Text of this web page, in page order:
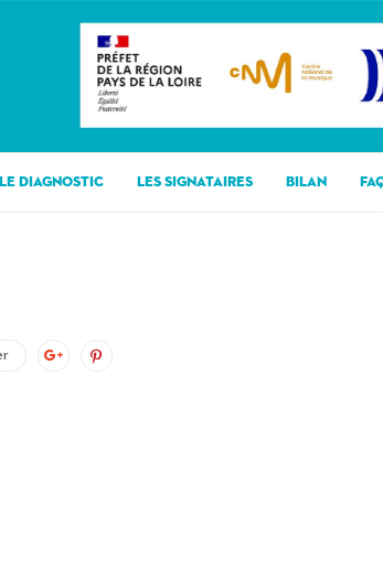
LE DIAGNOSTIC LES SIGNATAIRES BILAN